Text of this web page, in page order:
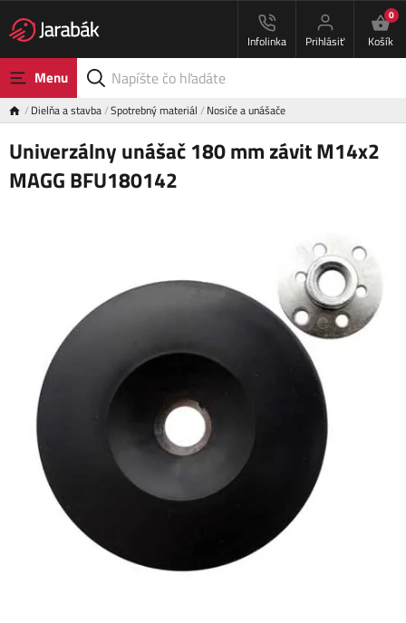
Infolinka Prihlásiť
0
Košík
Menu
Dielňa a stavba Spotrebný materiál Nosiče a unášače
Univerzálny unášač 180 mm závit M14x2
MAGG BFU180142